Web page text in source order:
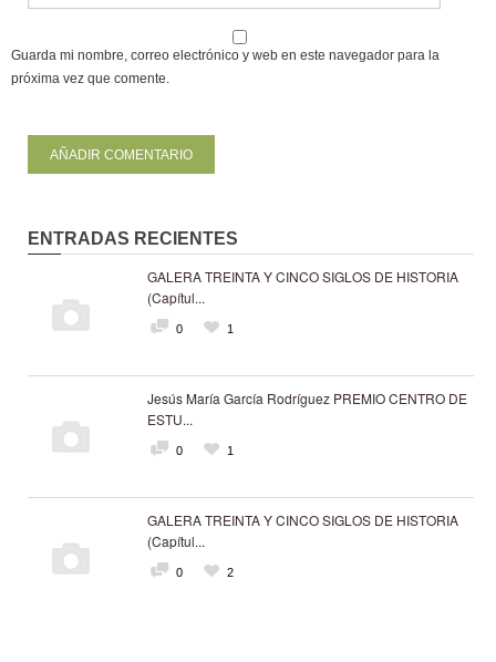
Guarda mi nombre, correo electrónico y web en este navegador para la
próxima vez que comente.
ENTRADAS RECIENTES
GALERA TREINTA Y CINCO SIGLOS DE HISTORIA
(Capítul...
0 1
Jesús María García Rodríguez PREMIO CENTRO DE
ESTU...
0 1
GALERA TREINTA Y CINCO SIGLOS DE HISTORIA
(Capítul...
0 2